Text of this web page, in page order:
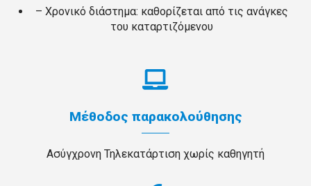
– Χρονικό διάστημα: καθορίζεται από τις ανάγκες
του καταρτιζόμενου
Μέθοδος παρακολούθησης
Ασύγχρονη Τηλεκατάρτιση χωρίς καθηγητή